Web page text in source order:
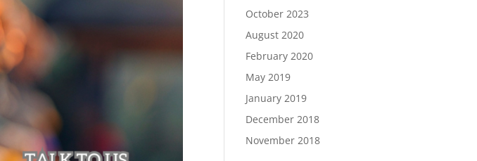
October 2023
August 2020
February 2020
May 2019
January 2019
December 2018
November 2018